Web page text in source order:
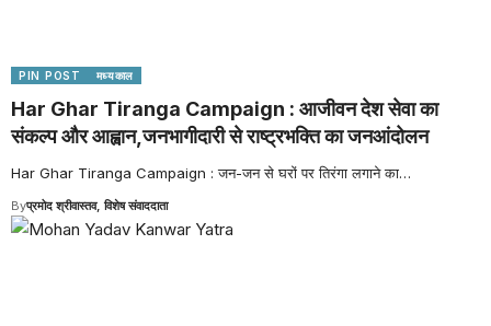
PIN POST मध्यकाल
Har Ghar Tiranga Campaign : आजीवन देश सेवा का
संकल्प और आह्वान,जनभागीदारी से राष्ट्रभक्ति का जनआंदोलन
Har Ghar Tiranga Campaign : जन-जन से घरों पर तिरंगा लगाने का…
Byप्रमोद श्रीवास्तव, विशेष संवाददाता